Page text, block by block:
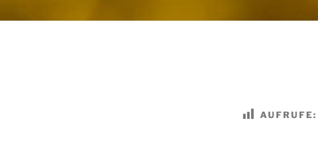
AUFRUFE: